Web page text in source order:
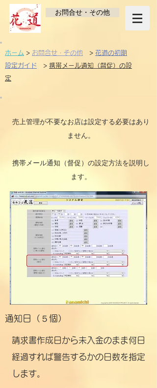
お問合せ・その他
ホーム > お問合せ・その他 > 花道の初期
設定ガイド
> 携帯メール通知（督促）の設
定
売上管理が不要なお店は設定する必要はあり
ません。
携帯メール通知（督促）の設定方法を説明し
ます。
通知日（５個）
請求書作成日から未入金のまま何日
経過すれば警告するかの日数を指定
します。